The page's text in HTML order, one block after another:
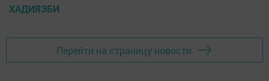
ХАДИЯЭБИ
Перейти на страницу новости